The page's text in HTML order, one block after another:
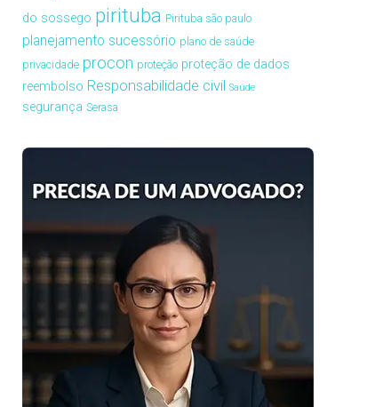
do sossego pirituba Pirituba são paulo
planejamento sucessório plano de saúde
privacidade procon proteção proteção de dados
reembolso Responsabilidade civil Saúde
segurança Serasa